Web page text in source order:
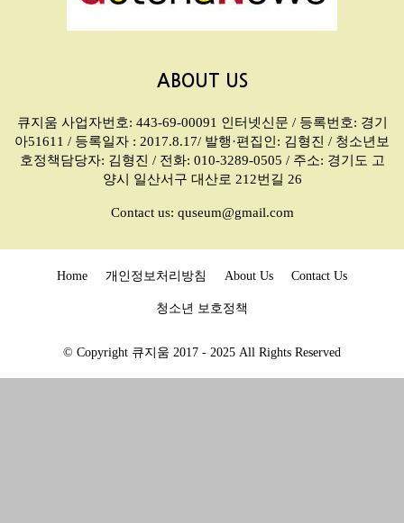
ABOUT US
큐지움 사업자번호: 443-69-00091 인터넷신문 / 등록번호: 경기
아51611 / 등록일자 : 2017.8.17/ 발행·편집인: 김형진 / 청소년보
호정책담당자: 김형진 / 전화: 010-3289-0505 / 주소: 경기도 고
양시 일산서구 대산로 212번길 26
Contact us: quseum@gmail.com
Home 개인정보처리방침 About Us Contact Us
청소년 보호정책
© Copyright 큐지움 2017 - 2025 All Rights Reserved